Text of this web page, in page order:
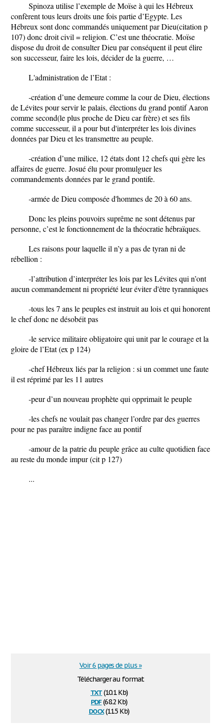
Spinoza utilise l’exemple de Moïse à qui les Hébreux
confèrent tous leurs droits une fois partie d’Egypte. Les
Hébreux sont donc commandés uniquement par Dieu(citation p
107) donc droit civil = religion. C’est une théocratie. Moïse
dispose du droit de consulter Dieu par conséquent il peut élire
son successeur, faire les lois, décider de la guerre, …
L'administration de l’Etat :
-création d’une demeure comme la cour de Dieu, élections
de Lévites pour servir le palais, élections du grand pontif Aaron
comme second(le plus proche de Dieu car frère) et ses fils
comme successeur, il a pour but d'interpréter les lois divines
données par Dieu et les transmettre au peuple.
-création d’une milice, 12 états dont 12 chefs qui gère les
affaires de guerre. Josué élu pour promulguer les
commandements données par le grand pontife.
-armée de Dieu composée d'hommes de 20 à 60 ans.
Donc les pleins pouvoirs suprême ne sont détenus par
personne, c’est le fonctionnement de la théocratie hébraïques.
Les raisons pour laquelle il n’y a pas de tyran ni de
rébellion :
-l’attribution d’interpréter les lois par les Lévites qui n’ont
aucun commandement ni propriété leur éviter d'être tyranniques
-tous les 7 ans le peuples est instruit au lois et qui honorent
le chef donc ne désobéit pas
-le service militaire obligatoire qui unit par le courage et la
gloire de l’Etat (ex p 124)
-chef Hébreux liés par la religion : si un commet une faute
il est réprimé par les 11 autres
-peur d’un nouveau prophète qui opprimait le peuple
-les chefs ne voulait pas changer l’ordre par des guerres
pour ne pas paraître indigne face au pontif
-amour de la patrie du peuple grâce au culte quotidien face
au reste du monde impur (cit p 127)
...
Télécharger au format
txt(10.1 Kb)
pdf(68.2 Kb)
docx(11.5 Kb)
Voir 6 pages de plus »